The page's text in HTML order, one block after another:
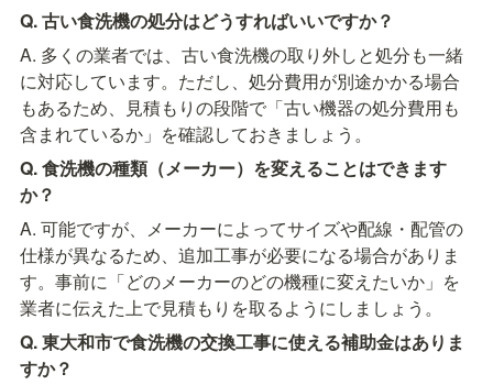
Q. 古い食洗機の処分はどうすればいいですか？
A. 多くの業者では、古い食洗機の取り外しと処分も一緒
に対応しています。ただし、処分費用が別途かかる場合
もあるため、見積もりの段階で「古い機器の処分費用も
含まれているか」を確認しておきましょう。
Q. 食洗機の種類（メーカー）を変えることはできます
か？
A. 可能ですが、メーカーによってサイズや配線・配管の
仕様が異なるため、追加工事が必要になる場合がありま
す。事前に「どのメーカーのどの機種に変えたいか」を
業者に伝えた上で見積もりを取るようにしましょう。
Q. 東大和市で食洗機の交換工事に使える補助金はありま
すか？